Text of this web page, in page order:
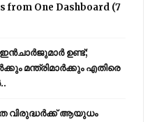
from One Dashboard (7
ഉണ്ട്;
മന്ത്രിമാർക്കും എതിരെ
വിരുദ്ധർക്ക് ആയുധം